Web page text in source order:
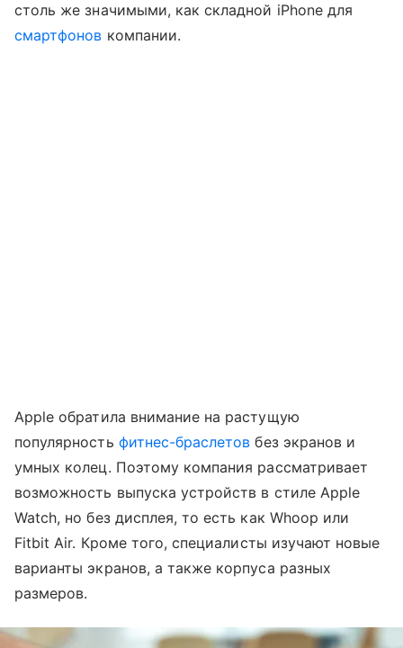
столь же значимыми, как складной iPhone для
смартфонов компании.
Apple обратила внимание на растущую
популярность фитнес-браслетов без экранов и
умных колец. Поэтому компания рассматривает
возможность выпуска устройств в стиле Apple
Watch, но без дисплея, то есть как Whoop или
Fitbit Air. Кроме того, специалисты изучают новые
варианты экранов, а также корпуса разных
размеров.